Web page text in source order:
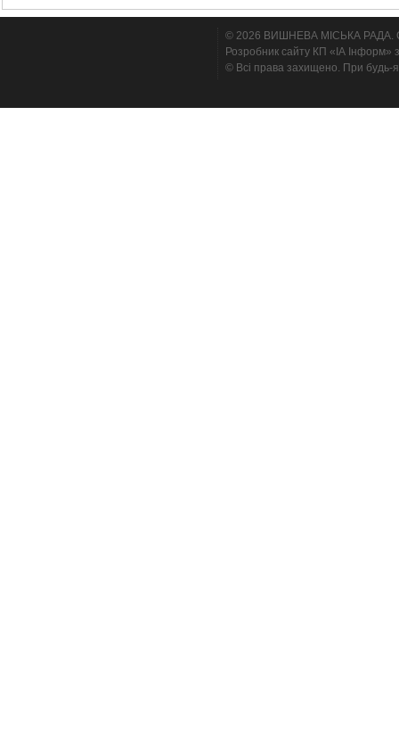
© 2026 ВИШНЕВА МІСЬКА РАДА.
Розробник сайту КП «ІА Інформ»
© Всі права захищено. При будь-